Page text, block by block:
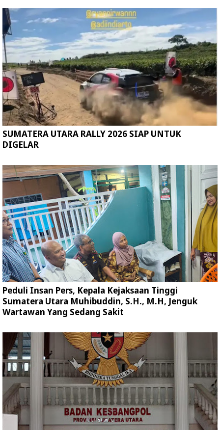
SUMATERA UTARA RALLY 2026 SIAP UNTUK
DIGELAR
Peduli Insan Pers, Kepala Kejaksaan Tinggi
Sumatera Utara Muhibuddin, S.H., M.H, Jenguk
Wartawan Yang Sedang Sakit